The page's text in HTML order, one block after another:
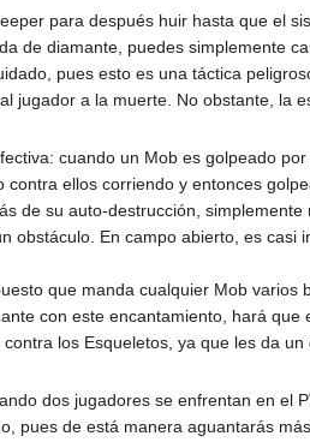
para después huir hasta que el
de diamante, puedes simplemente
pues esto es una táctica
jugador a la muerte. No obstante, la
cuando un Mob es golpeado
ellos corriendo y entonces
de su auto-destrucción,
obstáculo. En campo abierto, es casi
que manda cualquier Mob varios
con este encantamiento, hará que
los Esqueletos, ya que les da un
dos jugadores se enfrentan en el
pues de está manera aguantarás